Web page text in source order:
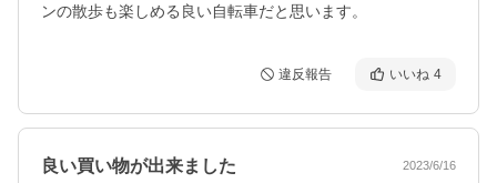
違反報告 いいね 4
良い買い物が出来ました 2023/6/16